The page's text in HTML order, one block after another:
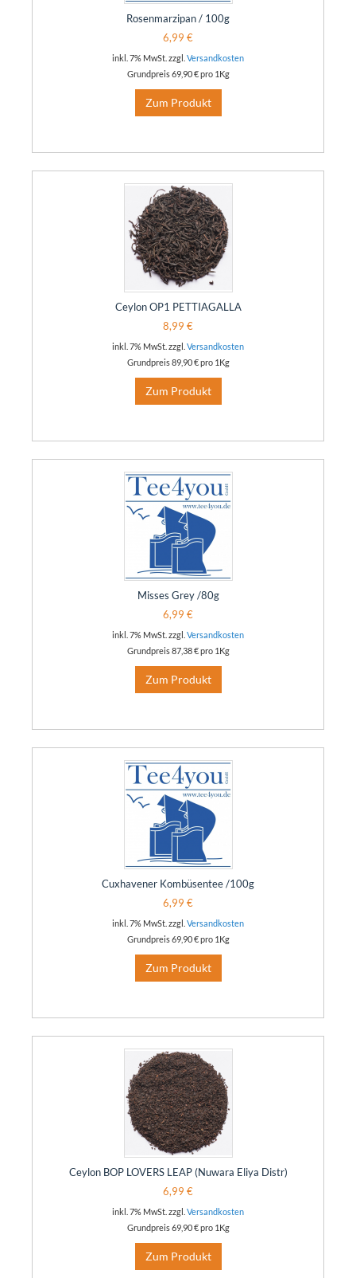
Rosenmarzipan / 100g
6,99 €
inkl. 7% MwSt. zzgl. Versandkosten
Grundpreis69,90 €pro 1Kg
Zum Produkt
Ceylon OP1 PETTIAGALLA
8,99 €
inkl. 7% MwSt. zzgl. Versandkosten
Grundpreis89,90 €pro 1Kg
Zum Produkt
Misses Grey /80g
6,99 €
inkl. 7% MwSt. zzgl. Versandkosten
Grundpreis87,38 €pro 1Kg
Zum Produkt
Cuxhavener Kombüsentee /100g
6,99 €
inkl. 7% MwSt. zzgl. Versandkosten
Grundpreis69,90 €pro 1Kg
Zum Produkt
Ceylon BOP LOVERS LEAP (Nuwara Eliya Distr)
6,99 €
inkl. 7% MwSt. zzgl. Versandkosten
Grundpreis69,90 €pro 1Kg
Zum Produkt